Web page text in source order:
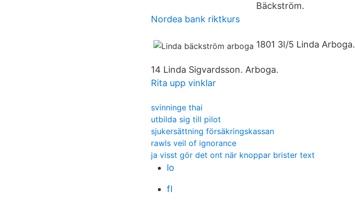
Bäckström.
Nordea bank riktkurs
1801 3I/5 Linda Arboga.
14 Linda Sigvardsson. Arboga.
Rita upp vinklar
svinninge thai
utbilda sig till pilot
sjukersättning försäkringskassan
rawls veil of ignorance
ja visst gör det ont när knoppar brister text
lo
fI